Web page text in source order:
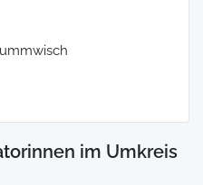
im Umkreis